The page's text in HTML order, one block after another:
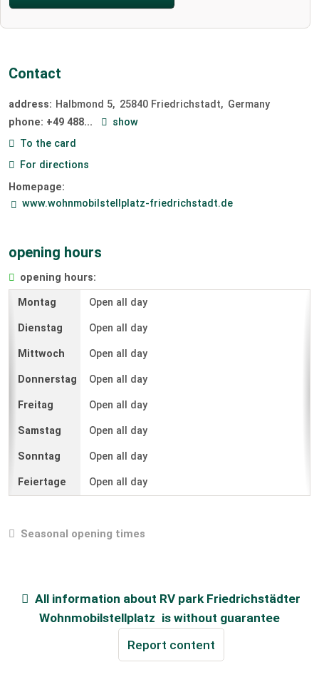
Contact
address: Halbmond 5 25840 Friedrichstadt
Germany
phone: +49 488...
show
To the card
For directions
Homepage:
www.wohnmobilstellplatz-friedrichstadt.de
opening hours
opening hours:
Open all day
Open all day
Open all day
Open all day
Open all day
Open all day
Open all day
Open all day
Seasonal opening times
All information about RV park Friedrichstädter
Wohnmobilstellplatz is without guarantee
Report content